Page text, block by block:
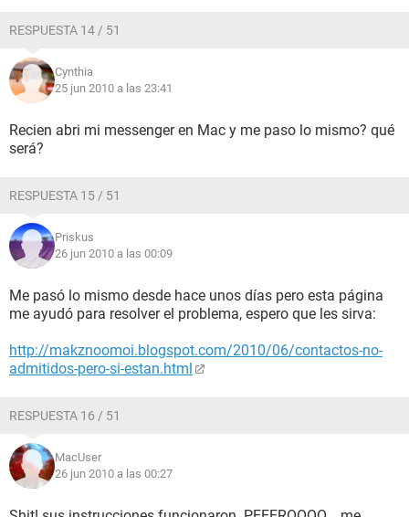
RESPUESTA 14 / 51
Cynthia
25 jun 2010 a las 23:41
Recien abri mi messenger en Mac y me paso lo mismo? qué
será?
RESPUESTA 15 / 51
Priskus
26 jun 2010 a las 00:09
Me pasó lo mismo desde hace unos días pero esta página
me ayudó para resolver el problema, espero que les sirva:
http://makznoomoi.blogspot.com/2010/06/contactos-no-
admitidos-pero-si-estan.html
RESPUESTA 16 / 51
MacUser
26 jun 2010 a las 00:27